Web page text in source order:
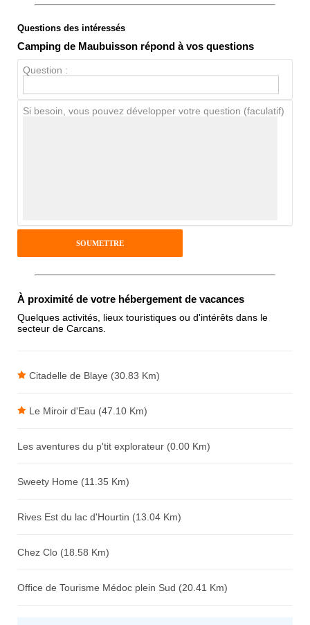
Note globale
Propreté
Antispam - Combien font 7x4 (en
chiffres) :
Questions des intéressés
Camping de Maubuisson répond à vos questions
Question :
Si besoin, vous pouvez développer votre question (faculatif)
À proximité de votre hébergement de vacances
Quelques activités, lieux touristiques ou d'intérêts dans le
secteur de Carcans.
Citadelle de Blaye (30.83 Km)
Le Miroir d'Eau (47.10 Km)
Les aventures du p'tit explorateur (0.00 Km)
Sweety Home (11.35 Km)
Rives Est du lac d'Hourtin (13.04 Km)
Chez Clo (18.58 Km)
Office de Tourisme Médoc plein Sud (20.41 Km)